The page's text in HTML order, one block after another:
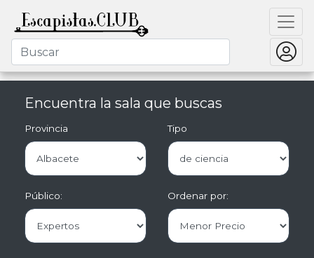
Encuentra la sala que buscas
Provincia Tipo
Público: Ordenar por: